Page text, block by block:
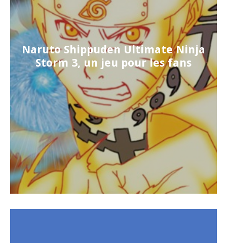
Naruto Shippuden Ultimate Ninja
Storm 3, un jeu pour les fans